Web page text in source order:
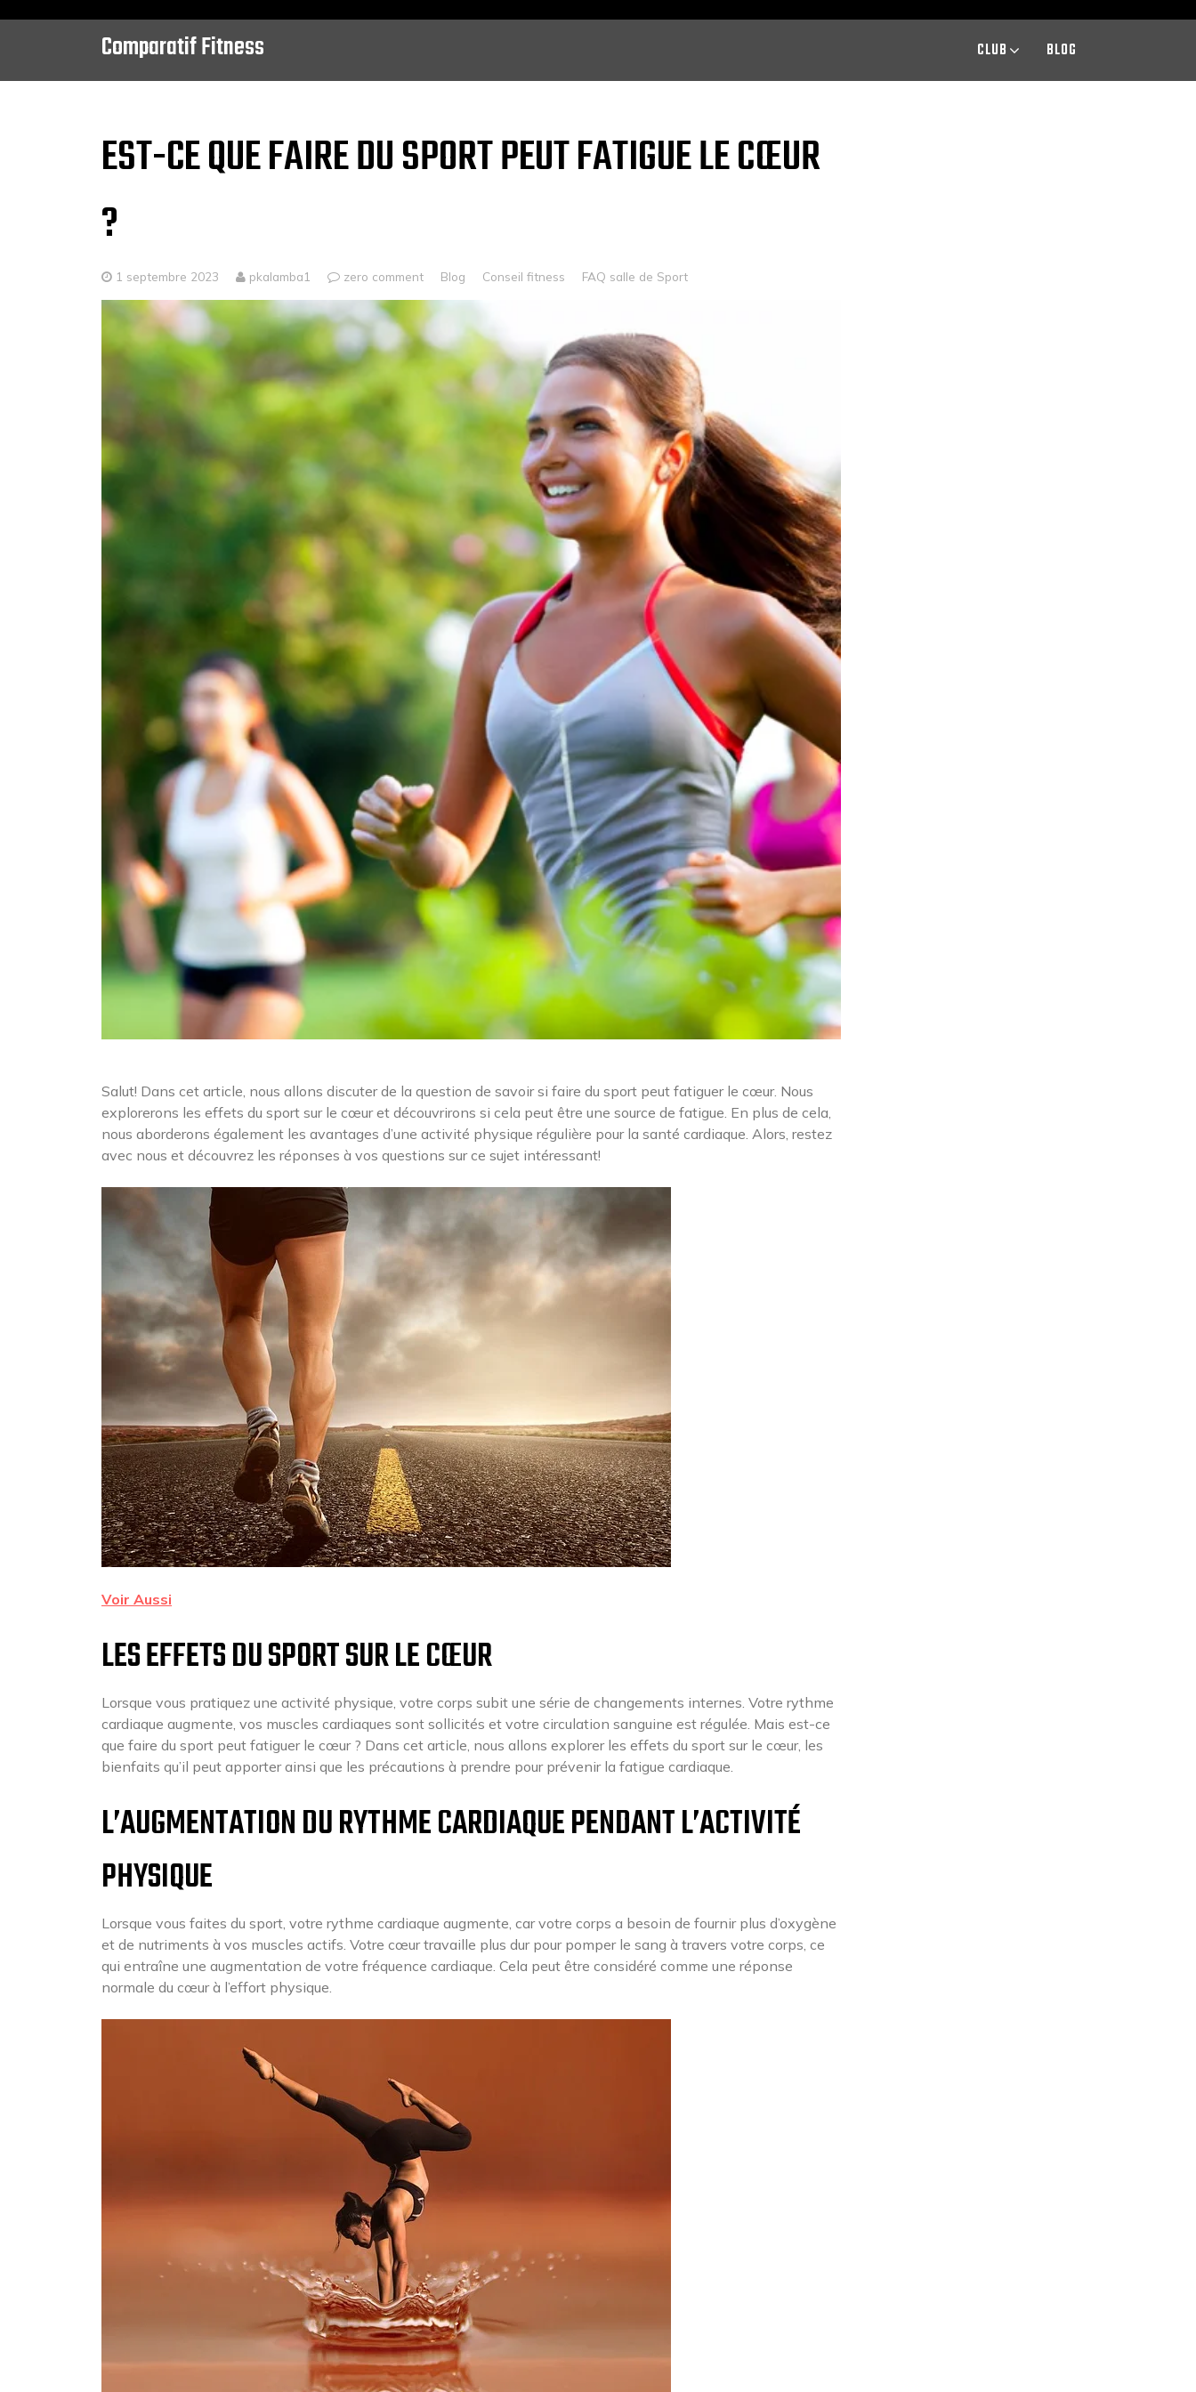
Comparatif Fitness CLUB BLOG
EST-CE QUE FAIRE DU SPORT PEUT FATIGUE LE CŒUR
?
1 septembre 2023 pkalamba1 zero comment Blog Conseil fitness FAQ salle de Sport
Salut! Dans cet article, nous allons discuter de la question de savoir si faire du sport peut fatiguer le cœur. Nous
explorerons les effets du sport sur le cœur et découvrirons si cela peut être une source de fatigue. En plus de cela,
nous aborderons également les avantages d’une activité physique régulière pour la santé cardiaque. Alors, restez
avec nous et découvrez les réponses à vos questions sur ce sujet intéressant!
Voir Aussi
LES EFFETS DU SPORT SUR LE CŒUR
Lorsque vous pratiquez une activité physique, votre corps subit une série de changements internes. Votre rythme
cardiaque augmente, vos muscles cardiaques sont sollicités et votre circulation sanguine est régulée. Mais est-ce
que faire du sport peut fatiguer le cœur ? Dans cet article, nous allons explorer les effets du sport sur le cœur, les
bienfaits qu’il peut apporter ainsi que les précautions à prendre pour prévenir la fatigue cardiaque.
L’AUGMENTATION DU RYTHME CARDIAQUE PENDANT L’ACTIVITÉ
PHYSIQUE
Lorsque vous faites du sport, votre rythme cardiaque augmente, car votre corps a besoin de fournir plus d’oxygène
et de nutriments à vos muscles actifs. Votre cœur travaille plus dur pour pomper le sang à travers votre corps, ce
qui entraîne une augmentation de votre fréquence cardiaque. Cela peut être considéré comme une réponse
normale du cœur à l’effort physique.